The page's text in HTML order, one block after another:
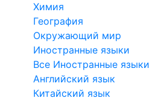
Химия
География
Окружающий мир
Иностранные языки
Все Иностранные языки
Английский язык
Китайский язык